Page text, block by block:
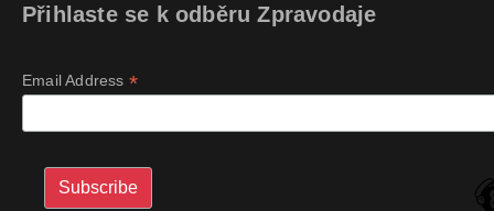
Přihlaste se k odběru Zpravodaje
Email Address *